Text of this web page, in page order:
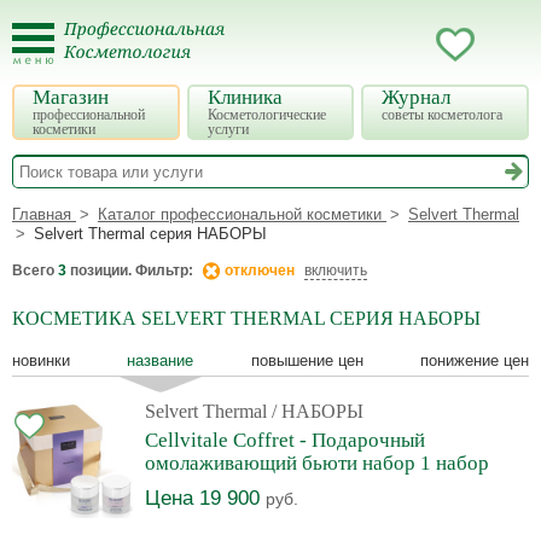
Магазин
профессиональной
косметики
Клиника
Косметологические
услуги
Журнал
советы косметолога
Главная Каталог профессиональной косметики
Selvert Thermal
Selvert Thermal серия НАБОРЫ
Всего 3 позиции. Фильтр: отключен включить
КОСМЕТИКА SELVERT THERMAL СЕРИЯ НАБОРЫ
новинки название повышение цен понижение цен
Selvert Thermal / НАБОРЫ
Cellvitale Coffret - Подарочный
омолаживающий бьюти набор 1 набор
Цена 19 900 руб.